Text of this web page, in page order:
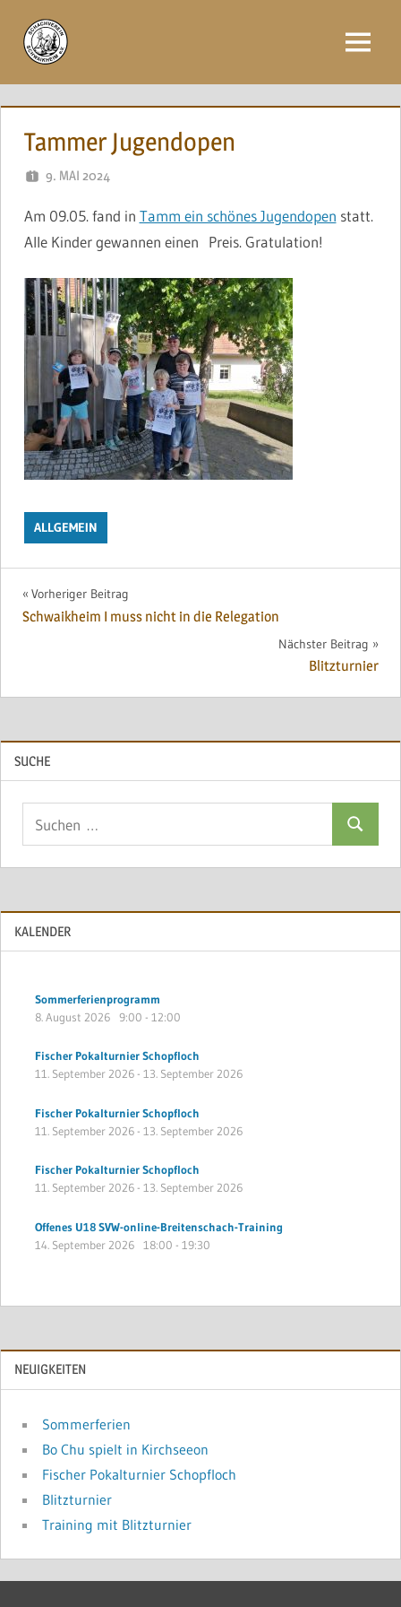
Inhalt
springen
Menü
Tammer Jugendopen
9. MAI 2024
Am 09.05. fand in Tamm ein schönes Jugendopen statt.
Alle Kinder gewannen einen Preis. Gratulation!
ALLGEMEIN
Beitragsnavigation
Vorheriger Beitrag
Schwaikheim I muss nicht in die Relegation
Nächster Beitrag
Blitzturnier
SUCHE
Suchen
KALENDER
Sommerferienprogramm
8. August 2026 9:00 - 12:00
Fischer Pokalturnier Schopfloch
11. September 2026- 13. September 2026
Fischer Pokalturnier Schopfloch
11. September 2026- 13. September 2026
Fischer Pokalturnier Schopfloch
11. September 2026- 13. September 2026
Offenes U18 SVW-online-Breitenschach-Training
14. September 2026 18:00 - 19:30
NEUIGKEITEN
Sommerferien
Bo Chu spielt in Kirchseeon
Fischer Pokalturnier Schopfloch
Blitzturnier
Training mit Blitzturnier